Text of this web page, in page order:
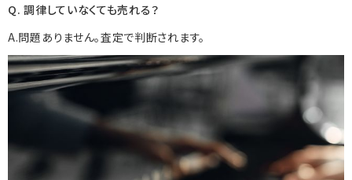
Q. 調律していなくても売れる？
A.問題ありません。査定で判断されます。